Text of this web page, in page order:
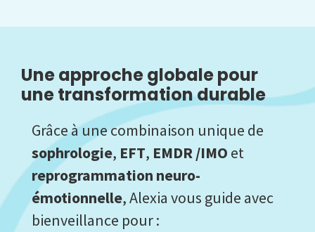
Une approche globale pour
une transformation durable
Grâce à une combinaison unique de
sophrologie, EFT, EMDR /IMO et
reprogrammation neuro-
émotionnelle, Alexia vous guide avec
bienveillance pour :